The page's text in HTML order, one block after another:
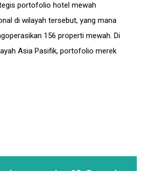
portofolio hotel mewah
di wilayah tersebut, yang mana
156 properti mewah. Di
Asia Pasifik, portofolio merek